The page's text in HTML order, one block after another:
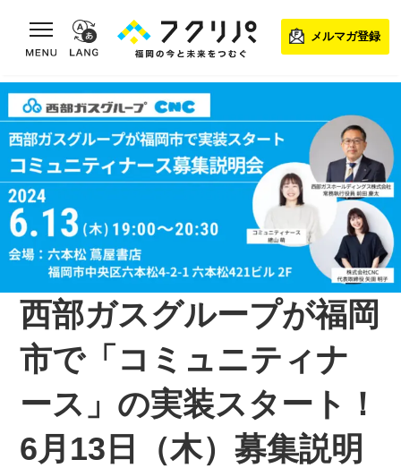
toggle navigation
メルマガ登録
西部ガスグループが福岡
市で「コミュニティナ
ース」の実装スタート！
6月13日（木）募集説明